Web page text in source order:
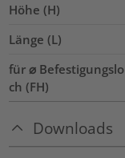
Höhe (H)
Länge (L)
für ⌀ Befestigungslo
ch (FH)
Downloads